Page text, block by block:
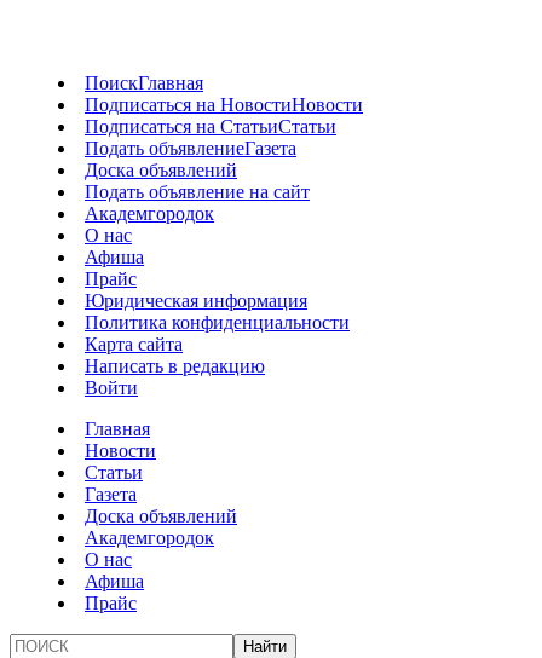
ПоискГлавная
Подписаться на НовостиНовости
Подписаться на СтатьиСтатьи
Подать объявлениеГазета
Доска объявлений
Подать объявление на сайт
Академгородок
О нас
Афиша
Прайс
Юридическая информация
Политика конфиденциальности
Карта сайта
Написать в редакцию
Войти
Главная
Новости
Статьи
Газета
Доска объявлений
Академгородок
О нас
Афиша
Прайс